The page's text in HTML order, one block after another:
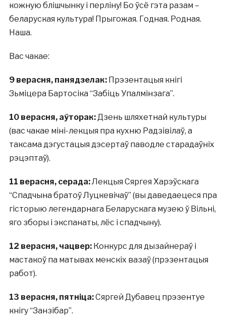
кожную блішчынку і перліну! Бо ўсё гэта разам –
беларуская культура! Прыгожая. Годная. Родная.
Наша.
Вас чакае:
9 верасня, панядзелак:Прэзентацыя кнігі
Зьміцера Бартосіка “Забіць Упалмінзага”.
10 верасня, аўторак:Дзень шляхетнай культуры
(вас чакае міні-лекцыя пра кухню Радзівілаў, а
таксама дэгустацыя дэсертаў паводле старадаўніх
рэцэптаў).
11 верасня, серада:Лекцыя Сяргея Харэўскага
“Спадчына братоў Луцкевічаў” (вы даведаецеся пра
гісторыю легендарнага Беларускага музею ў Вільні,
яго зборы і экспанаты, лёс і спадчыну).
12 верасня, чацвер:Конкурс для дызайнераў і
мастакоў па матывах менскіх вазаў (прэзентацыя
работ).
13 верасня, пятніца:Сяргей Дубавец прэзентуе
кнігу “Занзібар”.